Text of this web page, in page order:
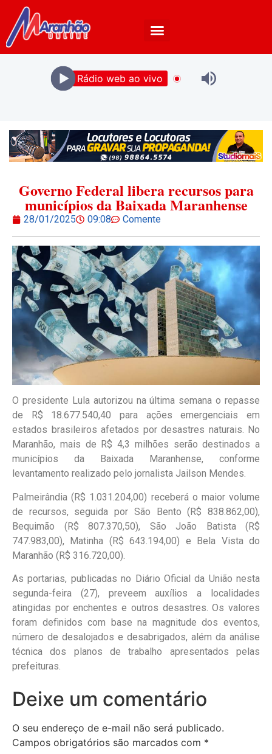
Rádio web ao vivo
Governo Federal libera recursos para
municípios da Baixada Maranhense
28/01/2025 09:08 Comente
O presidente Lula autorizou na última semana o repasse
de R$ 18.677.540,40 para ações emergenciais em
estados brasileiros afetados por desastres naturais. No
Maranhão, mais de R$ 4,3 milhões serão destinados a
municípios da Baixada Maranhense, conforme
levantamento realizado pelo jornalista Jailson Mendes.
Palmeirândia (R$ 1.031.204,00) receberá o maior volume
de recursos, seguida por São Bento (R$ 838.862,00),
Bequimão (R$ 807.370,50), São João Batista (R$
747.983,00), Matinha (R$ 643.194,00) e Bela Vista do
Maranhão (R$ 316.720,00).
As portarias, publicadas no Diário Oficial da União nesta
segunda-feira (27), preveem auxílios a localidades
atingidas por enchentes e outros desastres. Os valores
foram definidos com base na magnitude dos eventos,
número de desalojados e desabrigados, além da análise
técnica dos planos de trabalho apresentados pelas
prefeituras.
Deixe um comentário
O seu endereço de e-mail não será publicado.
Campos obrigatórios são marcados com *